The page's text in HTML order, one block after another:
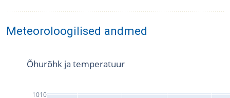
Meteoroloogilised andmed
1010
Õhurõhk ja temperatuur